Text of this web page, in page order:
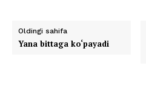
Oldingi sahifa
Yana bittaga ko‘payadi